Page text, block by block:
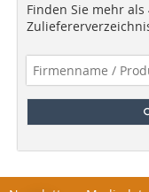
Finden Sie mehr